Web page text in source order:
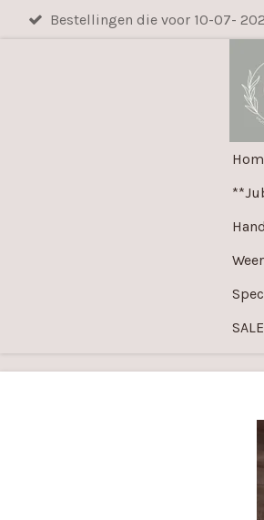
Bestellingen die voor 10-07-